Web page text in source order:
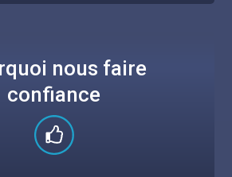
nous faire
confiance